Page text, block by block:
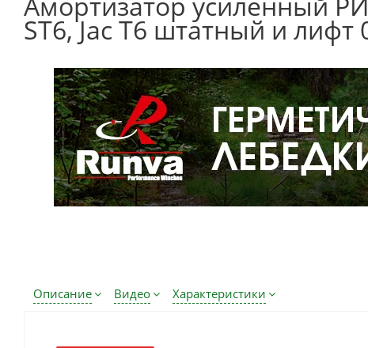
ST6, Jac T6 штатный и лифт
Описание Видео Характеристики